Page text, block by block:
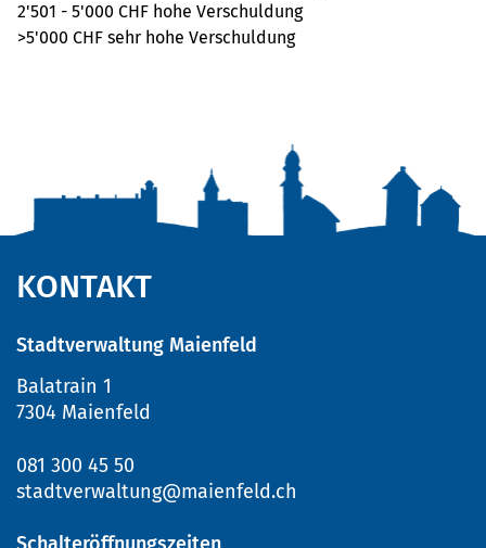
2'501 - 5'000 CHF hohe Verschuldung
>5'000 CHF sehr hohe Verschuldung
KONTAKT
Stadtverwaltung Maienfeld
Balatrain 1
7304 Maienfeld
081 300 45 50
stadtverwaltung@maienfeld.ch